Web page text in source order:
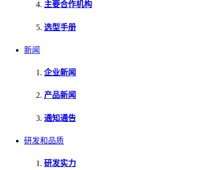
主要合作机构
选型手册
新闻
企业新闻
产品新闻
通知通告
研发和品质
研发实力